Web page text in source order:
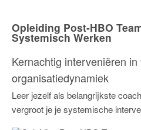
Opleiding Post-HBO
Systemisch Werken
Kernachtig interveniëren in
organisatiedynamiek
Leer jezelf als belangrijkste
vergroot je je systemische